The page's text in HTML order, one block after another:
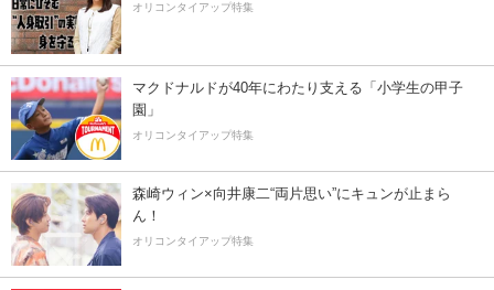
オリコンタイアップ特集
マクドナルドが40年にわたり支える「小学生の甲子
園」
オリコンタイアップ特集
森崎ウィン×向井康二“両片思い”にキュンが止まら
ん！
オリコンタイアップ特集